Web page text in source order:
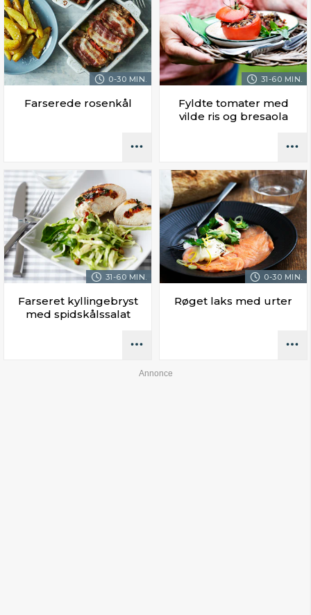
0-30 MIN.
Farserede rosenkål
31-60 MIN.
Fyldte tomater med
vilde ris og bresaola
31-60 MIN.
Farseret kyllingebryst
med spidskålssalat
0-30 MIN.
Røget laks med urter